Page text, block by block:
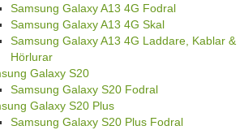
Samsung Galaxy A13 4G Fodral
Samsung Galaxy A13 4G Skal
Samsung Galaxy A13 4G Laddare, Kablar &
Hörlurar
Galaxy S20
Samsung Galaxy S20 Fodral
Galaxy S20 Plus
Samsung Galaxy S20 Plus Fodral